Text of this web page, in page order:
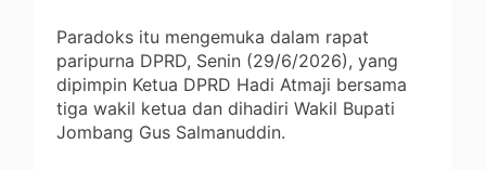
Paradoks itu mengemuka dalam rapat
paripurna DPRD, Senin (29/6/2026), yang
dipimpin Ketua DPRD Hadi Atmaji bersama
tiga wakil ketua dan dihadiri Wakil Bupati
Jombang Gus Salmanuddin.